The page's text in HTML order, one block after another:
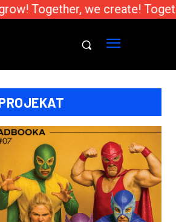
Together, we create!